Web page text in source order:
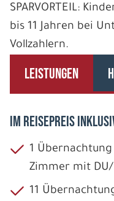
SPARVORTEIL:
bis 11 Jahren bei
Vollzahlern.
LEISTUNGEN
IM REISEPREIS
1
Zimmer mit DU/
11